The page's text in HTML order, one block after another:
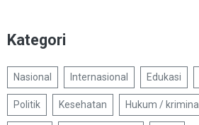
Kategori
Nasional Internasional Edukasi
Politik Kesehatan Hukum / kriminal